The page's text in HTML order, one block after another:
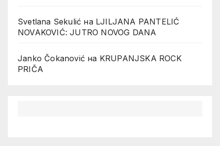
Svetlana Sekulić на LJILJANA PANTELIĆ
NOVAKOVIĆ: JUTRO NOVOG DANA
Janko Čokanović на KRUPANJSKA ROCK
PRIČA